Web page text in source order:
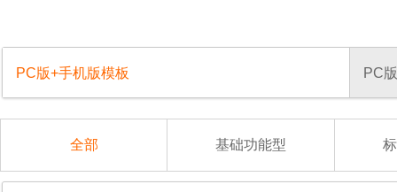
PC版+手机版模板 PC
全部 基础功能型